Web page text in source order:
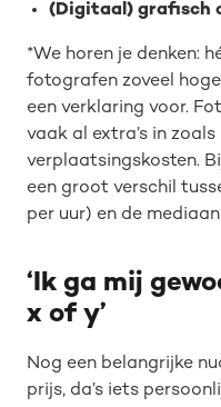
(Digitaal) grafisch
*We horen je denken:
fotografen zoveel
een verklaring voor.
vaak al extra’s in
verplaatsingskosten.
een groot verschil
per uur) en de
‘Ik ga mij
x of y’
Nog een belangrijke
prijs, da’s iets